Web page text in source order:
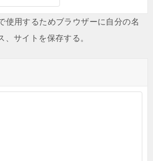
使用するためブラウザーに自分の名
、サイトを保存する。